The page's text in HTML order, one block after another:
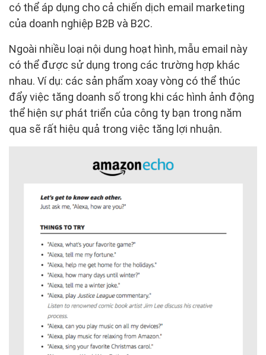
có thể áp dụng cho cả chiến dịch email marketing
của doanh nghiệp B2B và B2C.
Ngoài nhiều loại nội dung hoạt hình, mẫu email này
có thể được sử dụng trong các trường hợp khác
nhau. Ví dụ: các sản phẩm xoay vòng có thể thúc
đẩy việc tăng doanh số trong khi các hình ảnh động
thể hiện sự phát triển của công ty bạn trong năm
qua sẽ rất hiệu quả trong việc tăng lợi nhuận.